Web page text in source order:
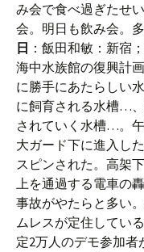
み会で食べ過ぎたせ
会。明日も飲み会。
日 ：飯田和敏：新宿
海中水族館の復興計
に勝手にあたらしい
に飼育される水槽…
されていく水槽…。
大ガード下に進入し
スピンされた。高架
上を通過する電車の
事故がやたらと多い
ムレスが定住してい
定2万人のデモ参加者